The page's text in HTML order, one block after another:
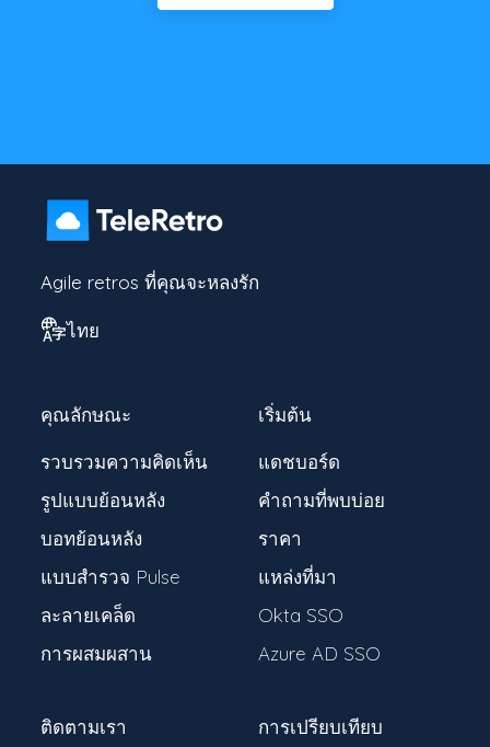
Agile retros ที่คุณจะหลงรัก
ไทย
คุณลักษณะ
รวบรวมความคิดเห็น
รูปแบบย้อนหลัง
บอทย้อนหลัง
แบบสำรวจ Pulse
ละลายเคล็ด
การผสมผสาน
เริ่มต้น
แดชบอร์ด
คำถามที่พบบ่อย
ราคา
แหล่งที่มา
Okta SSO
Azure AD SSO
ติดตามเรา การเปรียบเทียบ